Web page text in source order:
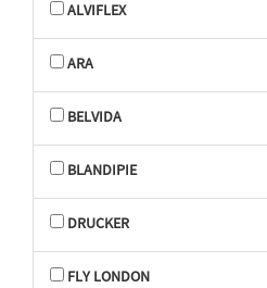
ALVIFLEX
ARA
BELVIDA
BLANDIPIE
DRUCKER
FLY LONDON